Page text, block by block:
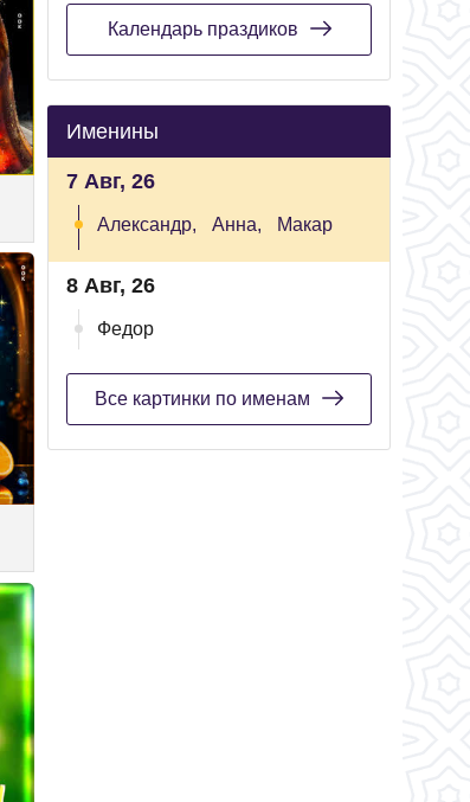
Календарь праздиков
Именины
7 Авг, 26
Александр, Анна, Макар
8 Авг, 26
Федор
Все картинки по именам